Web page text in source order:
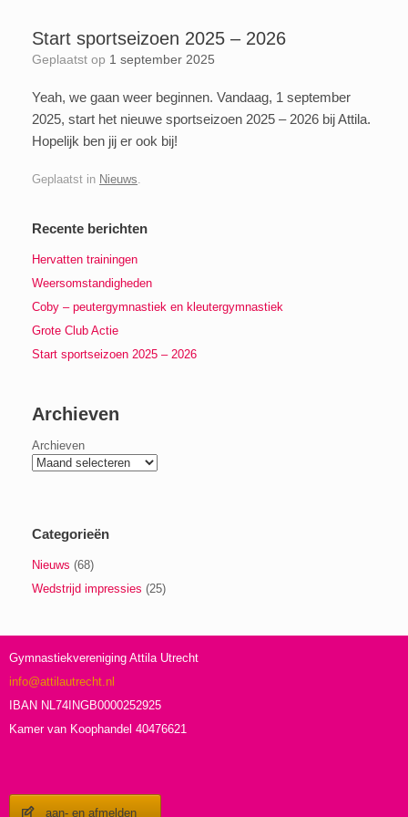
Start sportseizoen 2025 – 2026
Geplaatst op 1 september 2025
Yeah, we gaan weer beginnen. Vandaag, 1 september
2025, start het nieuwe sportseizoen 2025 – 2026 bij Attila.
Hopelijk ben jij er ook bij!
Geplaatst in Nieuws
Recente berichten
Hervatten trainingen
Weersomstandigheden
Coby – peutergymnastiek en kleutergymnastiek
Grote Club Actie
Start sportseizoen 2025 – 2026
Archieven
Archieven
Categorieën
Nieuws (68)
Wedstrijd impressies (25)
Gymnastiekvereniging Attila Utrecht
info@attilautrecht.nl
IBAN NL74INGB0000252925
Kamer van Koophandel 40476621
aan- en afmelden